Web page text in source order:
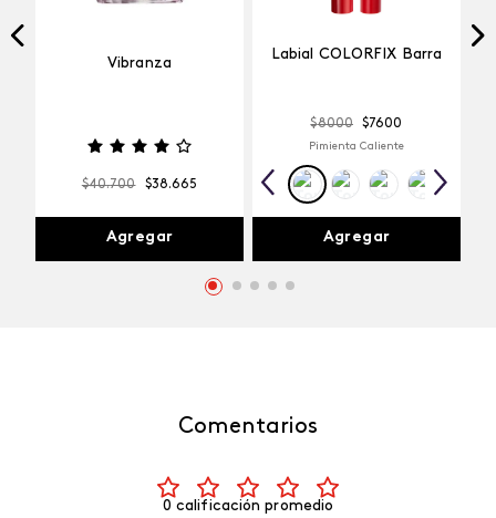
Vibranza
$40.700 $38.665
Agregar
Labial COLORFIX Barra
$8000 $7600
Pimienta Caliente
Agregar
Comentarios
0 calificación promedio